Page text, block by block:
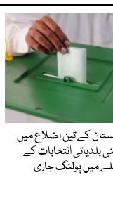
کے تین اضلاع میں
بلدیاتی انتخابات کے
میں پولنگ جاری